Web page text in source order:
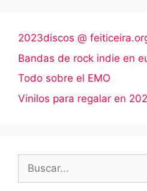
2023discos @
Bandas de rock indie en
Todo sobre el EMO
Vinilos para regalar en